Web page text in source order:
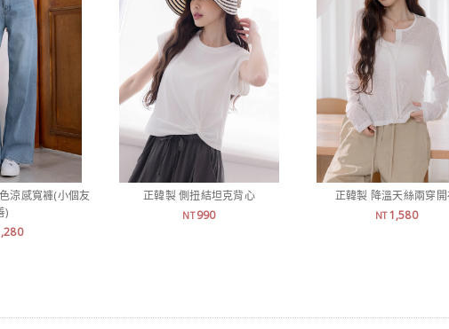
涼感寬褲(小個友
)
正韓製 側扭結坦克背心
NT 990
正韓製 降溫天絲兩穿
NT1,580